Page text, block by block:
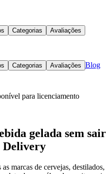
Categorias Avaliações
Categorias Avaliações Blog
para licenciamento
gelada sem sair
Delivery
marcas de cervejas, destilados,